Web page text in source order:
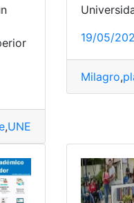
,UNEMI
19/05/
Milagro,